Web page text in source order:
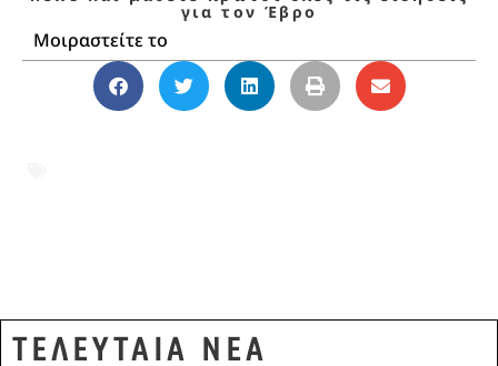
για τον Έβρο
Μοιραστείτε το
ΤΕΛΕΥΤΑΙΑ ΝΕΑ